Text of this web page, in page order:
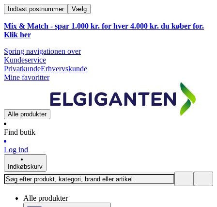
Indtast postnummer Vælg
Mix & Match - spar 1.000 kr. for hver 4.000 kr. du køber for.
Klik her
Spring navigationen over
Kundeservice
PrivatkundeErhvervskunde
Mine favoritter
Alle produkter
Find butik
Log ind
Indkøbskurv
Alle produkter